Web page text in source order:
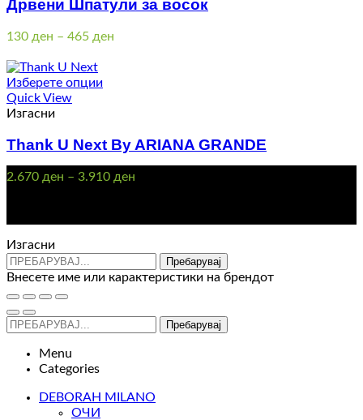
Дрвени Шпатули за восок
130 ден – 465 ден
Изберете опции
Quick View
Изгасни
Thank U Next By ARIANA GRANDE
2.670 ден – 3.910 ден
through
Изгасни
Пребарувај
Внесете име или карактеристики на брендот
Пребарувај
Menu
Categories
DEBORAH MILANO
ОЧИ